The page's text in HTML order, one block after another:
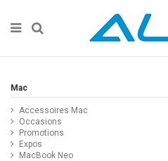
Mac
Accessoires Mac
Occasions
Promotions
Expos
MacBook Neo